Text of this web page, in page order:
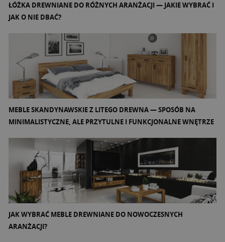
ŁÓŻKA DREWNIANE DO RÓŻNYCH ARANŻACJI — JAKIE WYBRAĆ I
JAK O NIE DBAĆ?
MEBLE SKANDYNAWSKIE Z LITEGO DREWNA — SPOSÓB NA
MINIMALISTYCZNE, ALE PRZYTULNE I FUNKCJONALNE WNĘTRZE
JAK WYBRAĆ MEBLE DREWNIANE DO NOWOCZESNYCH
ARANŻACJI?